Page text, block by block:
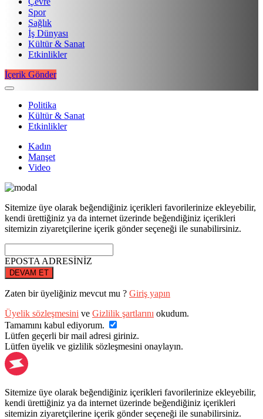
Spor
Sağlık
İş Dünyası
Kültür & Sanat
Etkinlikler
İçerik Gönder
Politika
Kültür & Sanat
Etkinlikler
Kadın
Manşet
Video
Sitemize üye olarak beğendiğiniz içerikleri favorilerinize ekleyebilir,
kendi ürettiğiniz ya da internet üzerinde beğendiğiniz içerikleri
sitemizin ziyaretçilerine içerik gönder seçeneği ile sunabilirsiniz.
EPOSTA ADRESİNİZ
DEVAM ET
Zaten bir üyeliğiniz mevcut mu ? Giriş yapın
Üyelik sözleşmesini ve Gizlilik şartlarını okudum.
Tamamını kabul ediyorum.
Lütfen geçerli bir mail adresi giriniz.
Lütfen üyelik ve gizlilik sözleşmesini onaylayın.
Sitemize üye olarak beğendiğiniz içerikleri favorilerinize ekleyebilir,
kendi ürettiğiniz ya da internet üzerinde beğendiğiniz içerikleri
sitemizin ziyaretçilerine içerik gönder seçeneği ile sunabilirsiniz.